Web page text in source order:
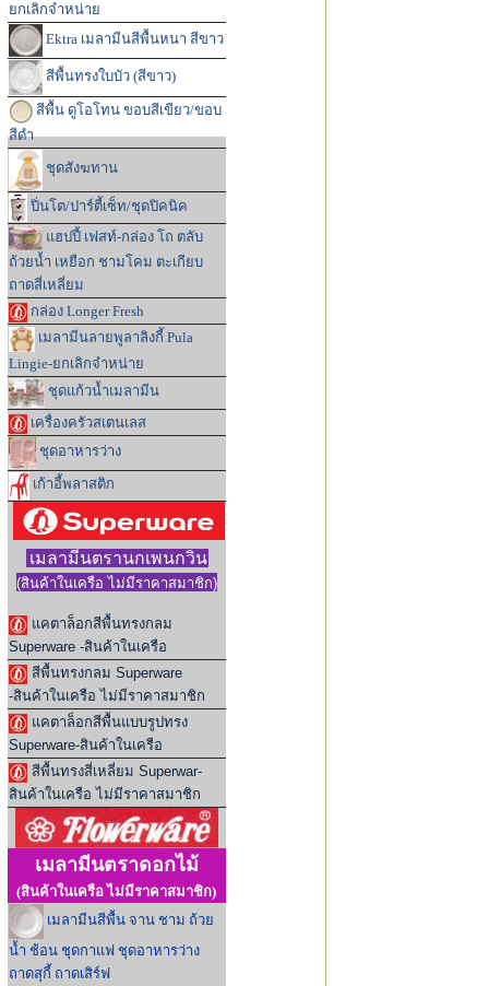
ยกเลิกจำหน่าย
Ektra เมลามีนสีพื้นหนา สีขาว
สีพื้นทรงใบบัว (สีขาว)
สีพื้น ดูโอโทน ขอบสีเขียว/ขอบ
สีดำ
ชุดสังฆทาน
ปิ่นโต/ปาร์ตี้เซ็ท/ชุดปิคนิค
แฮปปี้ เฟสท์-กล่อง โถ ตลับ
ถ้วยน้ำ เหยือก ชามโคม ตะเกียบ
ถาดสี่เหลี่ยม
กล่อง Longer Fresh
เมลามีนลายพูลาลิงกี้ Pula
Lingie-ยกเลิกจำหน่าย
ชุดแก้วน้ำเมลามีน
เครื่องครัวสเตนเลส
ชุดอาหารว่าง
เก้าอี้พลาสติก
เมลามีนตรานกเพนกวิน
(สินค้าในเครือ ไม่มีราคาสมาชิก)
แคตาล็อกสีพื้นทรงกลม
Superware -สินค้าในเครือ
สีพื้นทรงกลม Superware
-สินค้าในเครือ ไม่มีราคาสมาชิก
แคตาล็อกสีพื้นแบบรูปทรง
Superware-สินค้าในเครือ
สีพื้นทรงสี่เหลี่ยม Superwar-
สินค้าในเครือ ไม่มีราคาสมาชิก
เมลามีนตราดอกไม้
(สินค้าในเครือ ไม่มีราคาสมาชิก)
เมลามีนสีพื้น จาน ชาม ถ้วย
น้ำ ช้อน ชุดกาแฟ ชุดอาหารว่าง
ถาดสุกี้ ถาดเสิร์ฟ